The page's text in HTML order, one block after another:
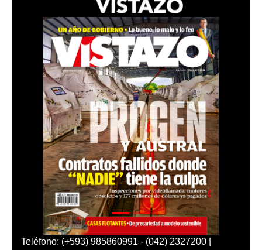
Teléfono: (+593) 985860991 - (042) 2327200 |